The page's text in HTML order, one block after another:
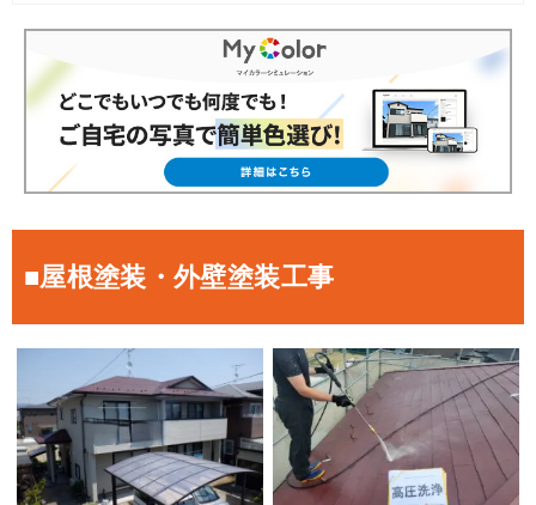
■屋根塗装・外壁塗装工事